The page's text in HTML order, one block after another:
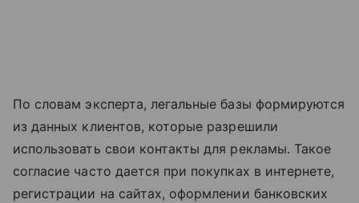
По словам эксперта, легальные базы формируются
из данных клиентов, которые разрешили
использовать свои контакты для рекламы. Такое
согласие часто дается при покупках в интернете,
регистрации на сайтах, оформлении банковских